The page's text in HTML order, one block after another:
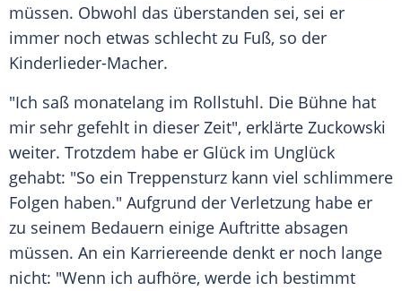
müssen. Obwohl das überstanden sei, sei er
immer noch etwas schlecht zu Fuß, so der
Kinderlieder-Macher.
"Ich saß monatelang im Rollstuhl. Die Bühne hat
mir sehr gefehlt in dieser Zeit", erklärte Zuckowski
weiter. Trotzdem habe er Glück im Unglück
gehabt: "So ein Treppensturz kann viel schlimmere
Folgen haben." Aufgrund der Verletzung habe er
zu seinem Bedauern einige Auftritte absagen
müssen. An ein Karriereende denkt er noch lange
nicht: "Wenn ich aufhöre, werde ich bestimmt